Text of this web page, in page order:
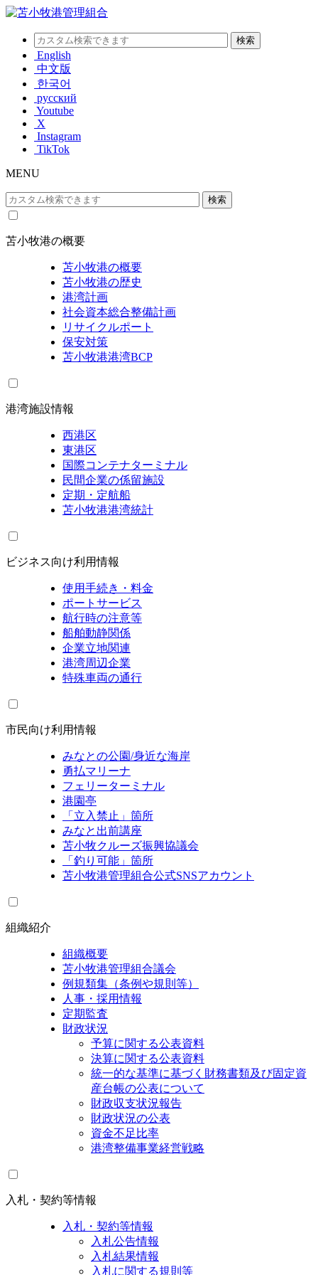
English
中文版
한국어
русский
Youtube
X
Instagram
TikTok
MENU
苫小牧港の概要
苫小牧港の概要
苫小牧港の歴史
港湾計画
社会資本総合整備計画
リサイクルポート
保安対策
苫小牧港港湾BCP
港湾施設情報
西港区
東港区
国際コンテナターミナル
民間企業の係留施設
定期・定航船
苫小牧港港湾統計
ビジネス向け利用情報
使用手続き・料金
ポートサービス
航行時の注意等
船舶動静関係
企業立地関連
港湾周辺企業
特殊車両の通行
市民向け利用情報
みなとの公園/身近な海岸
勇払マリーナ
フェリーターミナル
港園亭
「立入禁止」箇所
みなと出前講座
苫小牧クルーズ振興協議会
「釣り可能」箇所
苫小牧港管理組合公式SNSアカウント
組織紹介
組織概要
苫小牧港管理組合議会
例規類集（条例や規則等）
人事・採用情報
定期監査
財政状況
予算に関する公表資料
決算に関する公表資料
統一的な基準に基づく財務書類及び固定資
産台帳の公表について
財政収支状況報告
財政状況の公表
資金不足比率
港湾整備事業経営戦略
入札・契約等情報
入札・契約等情報
入札公告情報
入札結果情報
入札に関する規則等